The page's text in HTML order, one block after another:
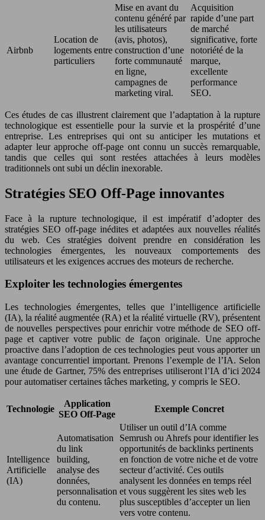
Airbnb
Location de
logements entre
particuliers
Mise en avant du
contenu généré par
les utilisateurs
(avis, photos),
construction d’une
forte communauté
en ligne,
campagnes de
marketing viral.
Acquisition
rapide d’une part
de marché
significative, forte
notoriété de la
marque,
excellente
performance
SEO.
Ces études de cas illustrent clairement que l’adaptation à la rupture
technologique est essentielle pour la survie et la prospérité d’une
entreprise. Les entreprises qui ont su anticiper les mutations et
adapter leur approche off-page ont connu un succès remarquable,
tandis que celles qui sont restées attachées à leurs modèles
traditionnels ont subi un déclin inexorable.
Stratégies SEO Off-Page innovantes
Face à la rupture technologique, il est impératif d’adopter des
stratégies SEO off-page inédites et adaptées aux nouvelles réalités
du web. Ces stratégies doivent prendre en considération les
technologies émergentes, les nouveaux comportements des
utilisateurs et les exigences accrues des moteurs de recherche.
Exploiter les technologies émergentes
Les technologies émergentes, telles que l’intelligence artificielle
(IA), la réalité augmentée (RA) et la réalité virtuelle (RV), présentent
de nouvelles perspectives pour enrichir votre méthode de SEO off-
page et captiver votre public de façon originale. Une approche
proactive dans l’adoption de ces technologies peut vous apporter un
avantage concurrentiel important. Prenons l’exemple de l’IA. Selon
une étude de Gartner, 75% des entreprises utiliseront l’IA d’ici 2024
pour automatiser certaines tâches marketing, y compris le SEO.
Technologie
Application
SEO Off-Page
Exemple Concret
Intelligence
Artificielle
(IA)
Automatisation
du link
building,
analyse des
données,
personnalisation
du contenu.
Utiliser un outil d’IA comme
Semrush ou Ahrefs pour identifier les
opportunités de backlinks pertinents
en fonction de votre niche et de votre
secteur d’activité. Ces outils
analysent les données en temps réel
et vous suggèrent les sites web les
plus susceptibles d’accepter un lien
vers votre contenu.